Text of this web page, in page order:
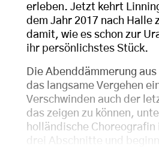
erleben. Jetzt kehrt
dem Jahr 2017 nach Halle
damit, wie es schon zur
ihr persönlichstes Stück.
Die Abenddämmerung
das langsame Vergehen
Verschwinden auch der
das zeigen zu können,
holländische
drei Abschnitte und